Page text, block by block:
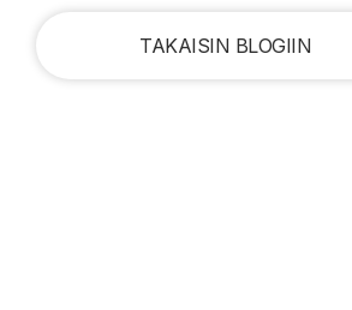
TAKAISIN BLOGIIN